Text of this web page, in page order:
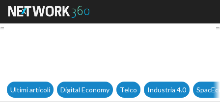
Marco Gay: “Un’Europa più
Ultimi articoli Digital Economy Telco Industria 4.0